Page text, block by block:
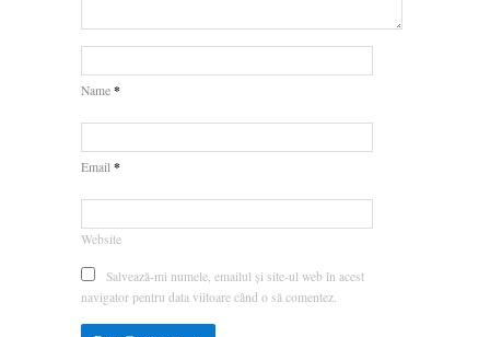
Name *
Email *
Website
Salvează-mi numele, emailul și site-ul web în acest
navigator pentru data viitoare când o să comentez.